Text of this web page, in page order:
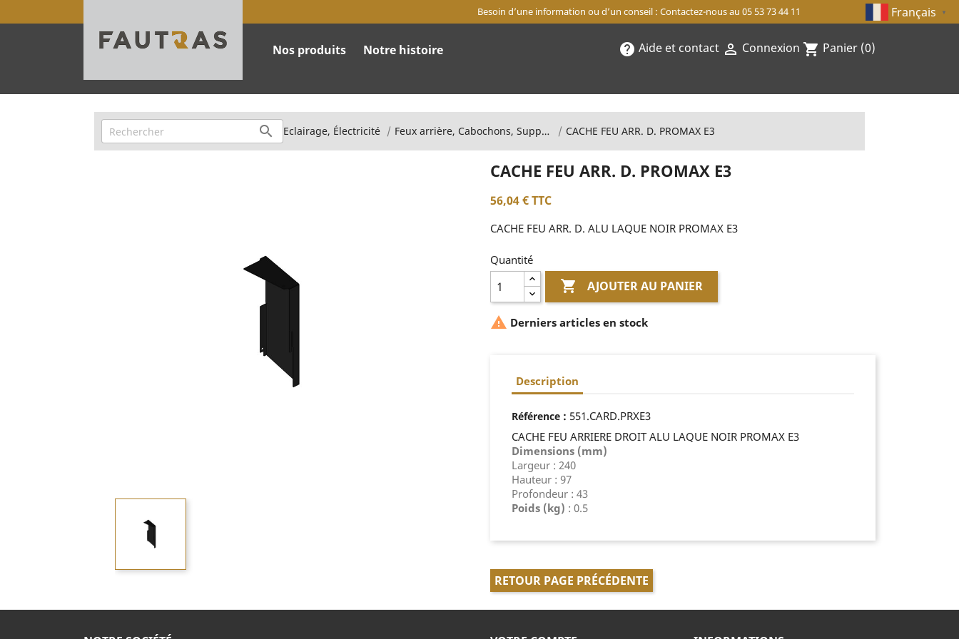
Besoin d’une information ou d’un conseil : Contactez-nous au 05 53 73 44 11 Français ▼
Nos produits Notre histoire help Aide et contact  Connexion shopping_cart Panier (0)
 Eclairage, Électricité Feux arrière, Cabochons, Supports, Caches CACHE FEU ARR. D. PROMAX E3
CACHE FEU ARR. D. PROMAX E3
56,04 €TTC
CACHE FEU ARR. D. ALU LAQUE NOIR PROMAX E3
Quantité
 AJOUTER AU PANIER
 Derniers articles en stock
Description
Référence : 551.CARD.PRXE3
CACHE FEU ARRIERE DROIT ALU LAQUE NOIR PROMAX E3
Dimensions (mm)
Largeur : 240
Hauteur : 97
Profondeur : 43
Poids (kg) : 0.5
RETOUR PAGE PRÉCÉDENTE